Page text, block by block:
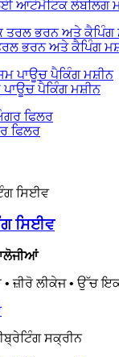
ਆਟੋਮੈਟਿਕ ਲੇਬਲਿੰਗ
ਭਰਨ ਅਤੇ ਕੈਪਿੰਗ
ਪਾਊਚ ਪੈਕਿੰਗ ਮਸ਼ੀਨ
ਫਿਲਰ
ਸਿਈਵ
ਜ਼ੀਰੋ ਲੀਕੇਜ • ਉੱਚ